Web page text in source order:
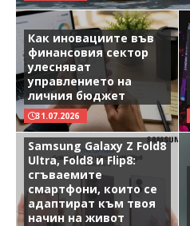
Как иновациите във
финансовия сектор
улесняват
управлението на
личния бюджет
31.07.2026
Samsung Galaxy Z Fold8
Ultra, Fold8 и Flip8:
сгъваемите
смартфони, които се
адаптират към твоя
начин на живот